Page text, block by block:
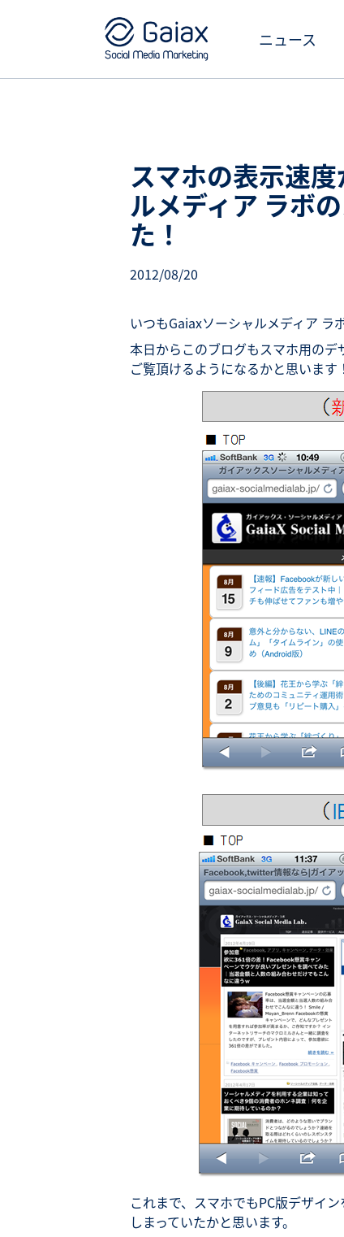
ニュース
スマホの表示速
ルメディア ラボ
た！
2012/08/20
いつもGaiaxソーシャルメディア ラ
本日からこのブログもスマホ用の
ご覧頂けるようになるかと思います！
これまで、スマホでもPC版デザイ
しまっていたかと思います。